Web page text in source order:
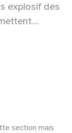
explosif des
de
se
section mais